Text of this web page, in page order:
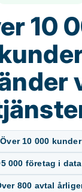
10
Över 10 000 kunder
000 företag i
800 avtal